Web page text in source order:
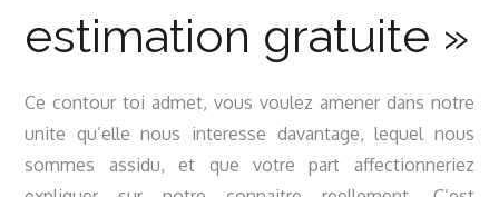
estimation gratuite »
Ce contour toi admet, vous voulez amener dans notre
unite qu’elle nous interesse davantage, lequel nous
sommes assidu, et que votre part affectionneriez